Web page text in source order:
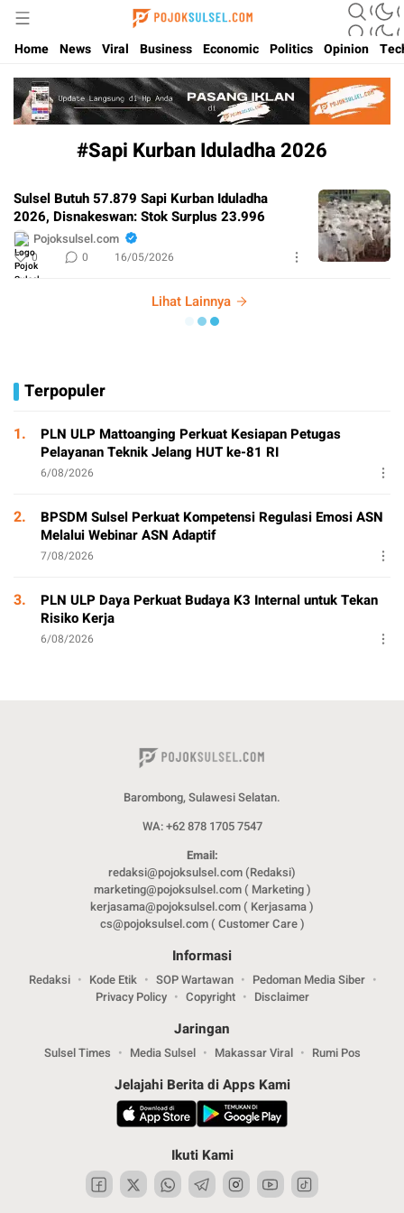
Pojoksulsel.com
Update Kabar Hits Sulsel, Langsung di Pojoksulsel.com
Home News Viral Business Economic Politics Opinion
#Sapi Kurban Iduladha 2026
Sulsel Butuh 57.879 Sapi Kurban Iduladha
2026, Disnakeswan: Stok Surplus 23.996
Pojoksulsel.com
0 0 16/05/2026
Lihat Lainnya
Terpopuler
1.
PLN ULP Mattoanging Perkuat Kesiapan Petugas
Pelayanan Teknik Jelang HUT ke-81 RI
6/08/2026
2.
BPSDM Sulsel Perkuat Kompetensi Regulasi Emosi ASN
Melalui Webinar ASN Adaptif
7/08/2026
3.
PLN ULP Daya Perkuat Budaya K3 Internal untuk Tekan
Risiko Kerja
6/08/2026
Barombong, Sulawesi Selatan.
WA: +62 878 1705 7547
Email:
redaksi@pojoksulsel.com (Redaksi)
marketing@pojoksulsel.com ( Marketing )
kerjasama@pojoksulsel.com ( Kerjasama )
cs@pojoksulsel.com ( Customer Care )
Informasi
Redaksi Kode Etik SOP Wartawan
Pedoman Media Siber
Privacy Policy
Copyright Disclaimer
Jaringan
Sulsel Times Media Sulsel Makassar Viral Rumi Pos
Jelajahi Berita di Apps Kami
Ikuti Kami